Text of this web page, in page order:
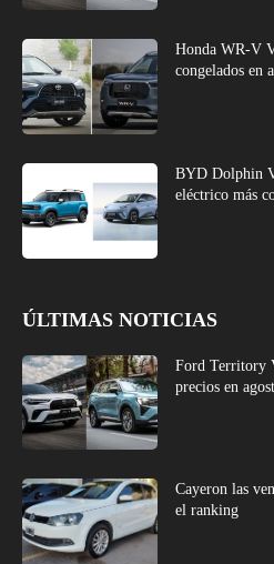
Honda WR-V
congelados en
BYD Dolphin
eléctrico más
ÚLTIMAS NOTICIAS
Ford Territory
precios en
Cayeron las
el ranking